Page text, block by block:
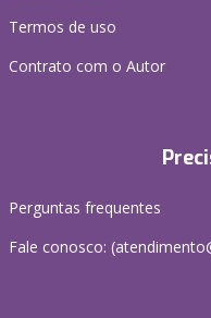
Termos de uso
Contrato com o Autor
Perguntas frequentes
Fale conosco: